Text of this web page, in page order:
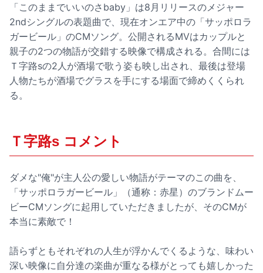
「このままでいいのさbaby」は8月リリースのメジャー
2ndシングルの表題曲で、現在オンエア中の「サッポロラ
ガービール」のCMソング。公開されるMVはカップルと
親子の2つの物語が交錯する映像で構成される。合間には
Ｔ字路sの2人が酒場で歌う姿も映し出され、最後は登場
人物たちが酒場でグラスを手にする場面で締めくくられ
る。
Ｔ字路s コメント
ダメな"俺"が主人公の愛しい物語がテーマのこの曲を、
「サッポロラガービール」（通称：赤星）のブランドムー
ビーCMソングに起用していただきましたが、そのCMが
本当に素敵で！
語らずともそれぞれの人生が浮かんでくるような、味わい
深い映像に自分達の楽曲が重なる様がとっても嬉しかった